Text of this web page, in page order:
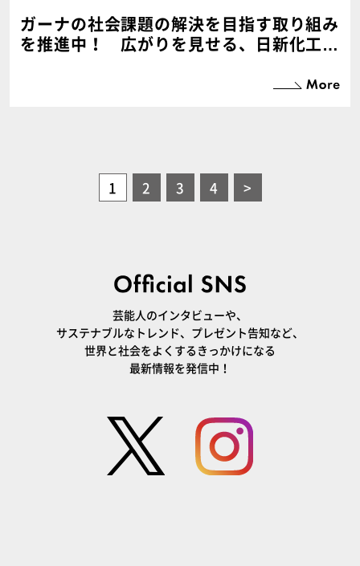
ガーナの社会課題の解決を目指す取り組み
を推進中！ 広がりを見せる、日新化工の
1 2 3 4 >
芸能人のインタビューや、
サステナブルなトレンド、プレゼント告知など、
世界と社会をよくするきっかけになる
最新情報を発信中！